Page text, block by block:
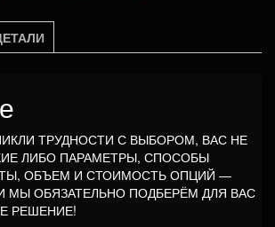
ТРУДНОСТИ С ВЫБОРОМ, ВАС НЕ
ЛИБО ПАРАМЕТРЫ, СПОСОБЫ
ОБЪЕМ И СТОИМОСТЬ ОПЦИЙ —
МЫ ОБЯЗАТЕЛЬНО ПОДБЕРЁМ ДЛЯ ВАС
РЕШЕНИЕ!